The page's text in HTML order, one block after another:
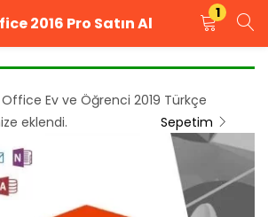
2016 Pro Satın Al
1
YAP
KAYIT OL
şifrenizi girin.Ev ve Öğrenci 2019 Türkçe
eklendi.
Sepetim